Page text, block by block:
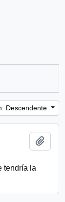
Descendente
tendría la